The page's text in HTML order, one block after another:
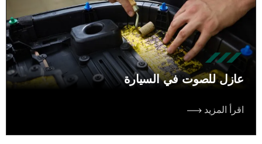
عازل للصوت في السيارة
اقرأ المزيد